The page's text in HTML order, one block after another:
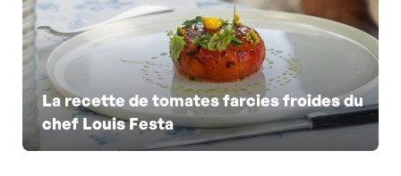
La recette de tomates farcies froides du
chef Louis Festa